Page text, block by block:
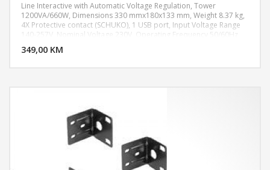
Line Interactive with Automatic Voltage Regulation, Tower
1200VA/660W, Dimensions 330 mmx180x133 mm, Weight 8.37 kg,
4X Protective contact (SCHUKO), 1 USB port, Input Voltage Range
140-257V, Nominal Voltage 230V, Operating Frequency 50/60Hz
recharge, cold start, Typical Backup 1 PC - 40 min Garancija: 2
349,00 KM
DODAJ U KORPU